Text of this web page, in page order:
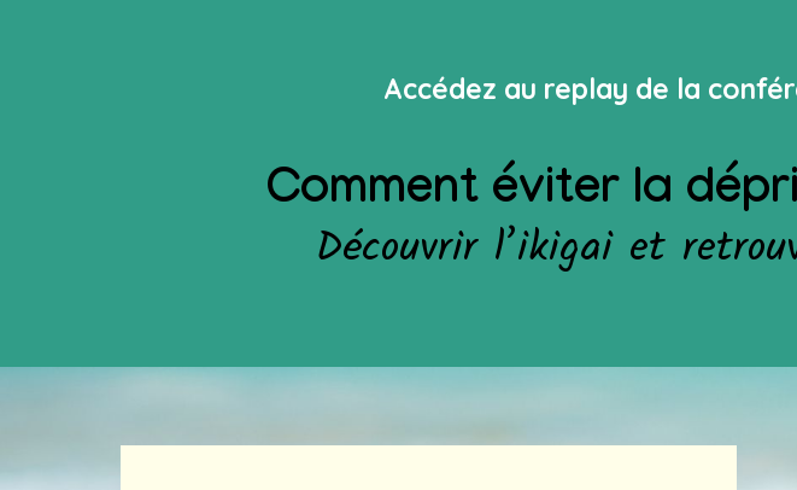
Accédez au replay de la
Comment éviter la
Découvrir l’ikigai et